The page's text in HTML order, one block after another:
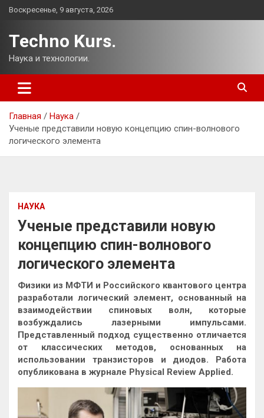
Перейти
Воскресенье, 9 августа, 2026
Techno Kurs.
Наука и технологии.
Главная
Наука
Ученые представили новую концепцию спин-волнового
логического элемента
НАУКА
Ученые представили новую
концепцию спин-волнового
логического элемента
Физики из МФТИ и Российского квантового центра
разработали логический элемент, основанный на
взаимодействии спиновых волн, которые
возбуждались лазерными импульсами.
Представленный подход существенно отличается
от классических методов, основанных на
использовании транзисторов и диодов. Работа
опубликована в журнале Physical Review Applied.